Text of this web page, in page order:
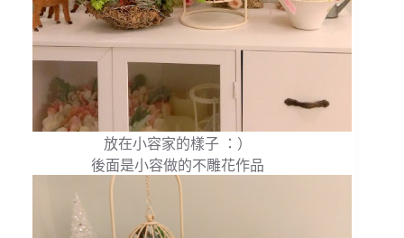
放在小容家的樣子 ：）
後面是小容做的不雕花作品